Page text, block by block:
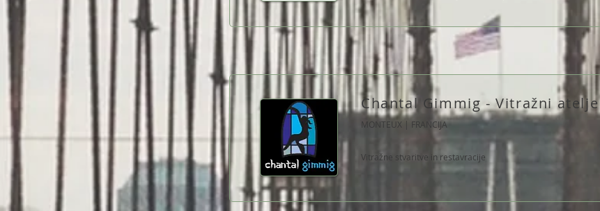
Chantal Gimmig - Vitražni atelje
MONTEUX | FRANCIJA
Vitražne stvaritve in restavracije